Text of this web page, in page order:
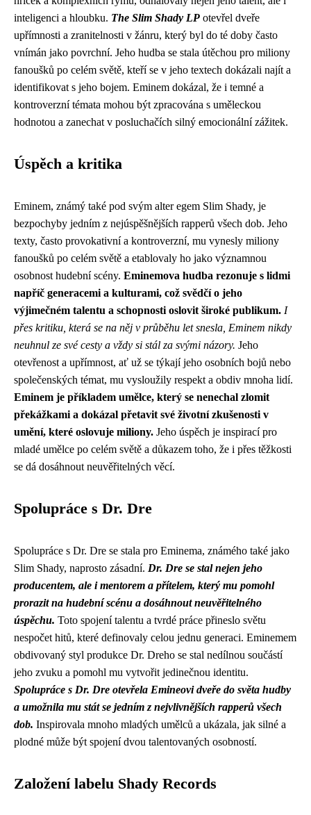
inteligenci a hloubku. The Slim Shady LP otevřel dveře
upřímnosti a zranitelnosti v žánru, který byl do té doby často
vnímán jako povrchní. Jeho hudba se stala útěchou pro miliony
fanoušků po celém světě, kteří se v jeho textech dokázali najít a
identifikovat s jeho bojem. Eminem dokázal, že i temné a
kontroverzní témata mohou být zpracována s uměleckou
hodnotou a zanechat v posluchačích silný emocionální zážitek.
Úspěch a kritika
Eminem, známý také pod svým alter egem Slim Shady, je
bezpochyby jedním z nejúspěšnějších rapperů všech dob. Jeho
texty, často provokativní a kontroverzní, mu vynesly miliony
fanoušků po celém světě a etablovaly ho jako významnou
osobnost hudební scény. Eminemova hudba rezonuje s lidmi
napříč generacemi a kulturami, což svědčí o jeho
výjimečném talentu a schopnosti oslovit široké publikum. I
přes kritiku, která se na něj v průběhu let snesla, Eminem nikdy
neuhnul ze své cesty a vždy si stál za svými názory. Jeho
otevřenost a upřímnost, ať už se týkají jeho osobních bojů nebo
společenských témat, mu vysloužily respekt a obdiv mnoha lidí.
Eminem je příkladem umělce, který se nenechal zlomit
překážkami a dokázal přetavit své životní zkušenosti v
umění, které oslovuje miliony. Jeho úspěch je inspirací pro
mladé umělce po celém světě a důkazem toho, že i přes těžkosti
se dá dosáhnout neuvěřitelných věcí.
Spolupráce s Dr. Dre
Spolupráce s Dr. Dre se stala pro Eminema, známého také jako
Slim Shady, naprosto zásadní. Dr. Dre se stal nejen jeho
producentem, ale i mentorem a přítelem, který mu pomohl
prorazit na hudební scénu a dosáhnout neuvěřitelného
úspěchu. Toto spojení talentu a tvrdé práce přineslo světu
nespočet hitů, které definovaly celou jednu generaci. Eminemem
obdivovaný styl produkce Dr. Dreho se stal nedílnou součástí
jeho zvuku a pomohl mu vytvořit jedinečnou identitu.
Spolupráce s Dr. Dre otevřela Emineovi dveře do světa hudby
a umožnila mu stát se jedním z nejvlivnějších rapperů všech
dob. Inspirovala mnoho mladých umělců a ukázala, jak silné a
plodné může být spojení dvou talentovaných osobností.
Založení labelu Shady Records